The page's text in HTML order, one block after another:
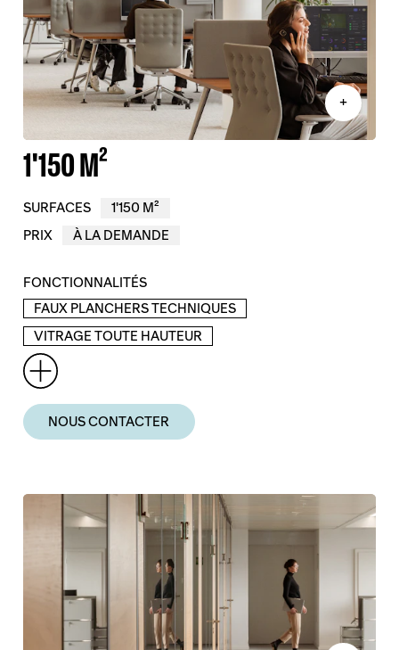
+
1'150 M²
SURFACES
1'150 M²
PRIX
À LA DEMANDE
FONCTIONNALITÉS
FAUX PLANCHERS TECHNIQUES
VITRAGE TOUTE HAUTEUR
NOUS CONTACTER